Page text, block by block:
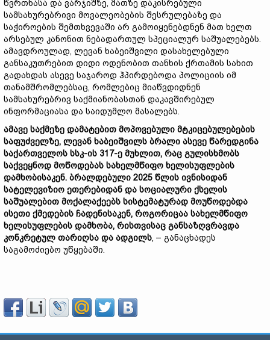
წვრთნასა და ვარჯიშზე, მათზე დაკისრებული
სამსახურებრივი მოვალეობების შესრულებაზე და
საჭიროების შემთხვევაში არ გამოიყენებდნენ მათ ხელთ
არსებულ კანონით ნებადართულ სპეციალურ საშუალებებს.
ამავდროულად, ლევან ხაბეიშვილი დასახელებული
განსაკუთრებით დიდი ოდენობით თანხის ქრთამის სახით
გადახდას ასევე საჯაროდ ჰპირდებოდა პოლიციის იმ
თანამშრომლებსაც, რომლებიც მიაწვდიდნენ
სამსახურებრივ საქმიანობასთან დაკავშირებულ
ინფორმაციასა და საიდუმლო მასალებს.
ამავე საქმეზე დამატებით მოპოვებული მტკიცებულებების
საფუძველზე, ლევან ხაბეიშვილს ბრალი ასევე წარედგინა
საქართველოს სსკ-ის 317-ე მუხლით, რაც გულისხმობს
საქვეყნოდ მოწოდებას სახელმწიფო ხელისუფლების
დამხობისაკენ. ბრალდებული 2025 წლის ივნისიდან
სატელევიზიო ეთერებიდან და სოციალური ქსელის
საშუალებით მოქალაქეებს სისტემატურად მოუწოდებდა
ისეთი ქმედების ჩადენისაკენ, როგორიცაა სახელმწიფო
ხელისუფლების დამხობა, რისთვისაც განსაზღვრავდა
კონკრეტულ თარიღსა და ადგილს, – განაცხადეს
საგამოძიებო უწყებაში.